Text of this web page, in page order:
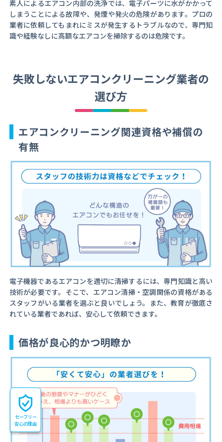
素人によるエアコン内部の洗浄では、電子パーツに水がかかって
しまうことによる故障や、発煙や発火の危険があります。プロの
業者に依頼してもまれにミスが発生するトラブルなので、専門知
識や経験なしに高額なエアコンを掃除するのは危険です。
失敗しないエアコンクリーニング業者の
選び方
エアコンクリーニング関連資格や補償の
有無
電子機器であるエアコンを適切に清掃するには、専門知識と高い
技術が必要です。そこで、エアコン清掃・空調関係の資格がある
スタッフがいる業者を選ぶと良いでしょう。また、教育が徹底さ
れている業者であれば、安心して依頼できます。
価格が良心的かつ明瞭か
セーフリー
安心の理由